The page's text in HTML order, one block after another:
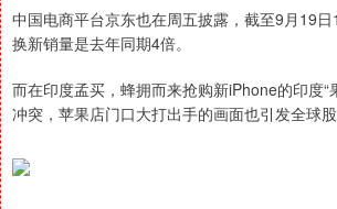
中国电商平台京东也在周五披露，截至9月19
换新销量是去年同期4倍。
而在印度孟买，蜂拥而来抢购新iPhone的印度“
冲突，苹果店门口大打出手的画面也引发全球股